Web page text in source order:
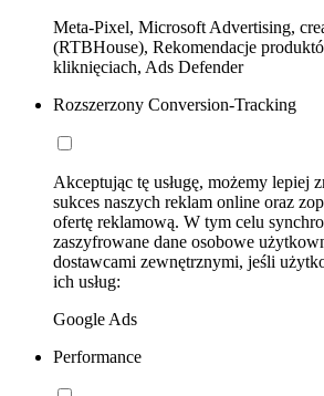
Meta-Pixel, Microsoft Advertising,
(RTBHouse), Rekomendacje
kliknięciach, Ads Defender
Rozszerzony Conversion-Tracking
Akceptując tę usługę, możemy lepiej
sukces naszych reklam online oraz
ofertę reklamową. W tym celu
zaszyfrowane dane osobowe
dostawcami zewnętrznymi, jeśli
ich usług:
Google Ads
Performance